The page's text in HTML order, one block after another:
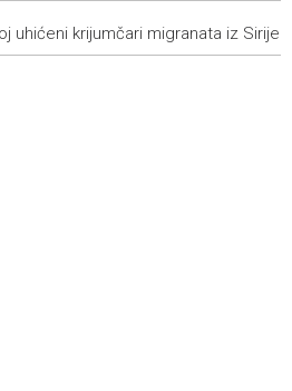
i desnica ujedinjene protiv
SP 2030.
uhićeni krijumčari migranata iz Sirije